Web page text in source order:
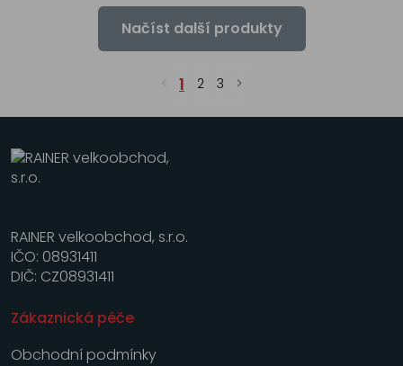
Načíst další produkty
1 2 3
RAINER velkoobchod, s.r.o.
IČO: 08931411
DIČ: CZ08931411
Zákaznická péče
Obchodní podmínky